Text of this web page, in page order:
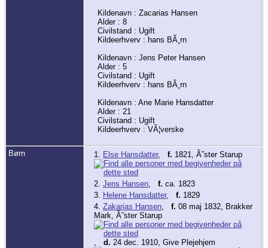
Kildenavn : Zacarias Hansen
Alder : 8
Civilstand : Ugift
Kildeerhverv : hans BÃ¸rn
Kildenavn : Jens Peter Hansen
Alder : 5
Civilstand : Ugift
Kildeerhverv : hans BÃ¸rn
Kildenavn : Ane Marie Hansdatter
Alder : 21
Civilstand : Ugift
Kildeerhverv : VÃ¦verske
Børn 1. Else Hansdatter, f. 1821, Ã˜ster Starup
2. Jens Hansen f. ca. 1823
3. Helene Hansdatter, f. 1829
4. Zakarias Hansen f. 08 maj 1832, Brakker
Mark, Ã˜ster Starup
d. 24 dec. 1910, Give Plejehjem